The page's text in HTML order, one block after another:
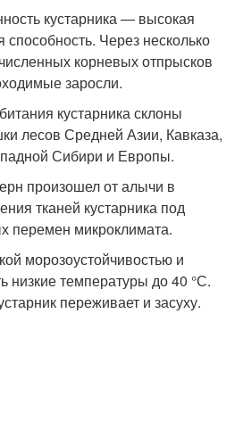
кустарника — высокая
способность. Через несколько
корневых отпрысков
заросли.
кустарника склоны
лесов Средней Азии, Кавказа,
Сибири и Европы.
произошел от алычи в
тканей кустарника под
перемен микроклимата.
морозоустойчивостью и
низкие температуры до 40 °С.
переживает и засуху.